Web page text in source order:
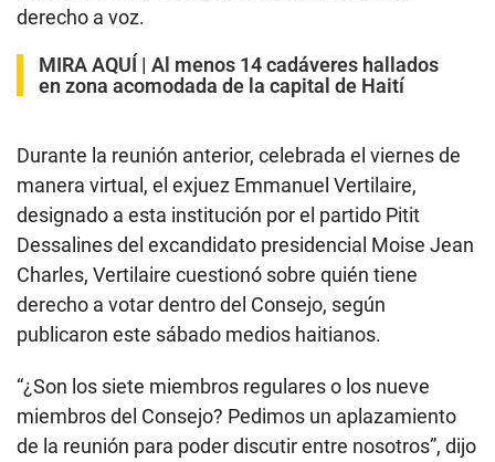
derecho a voz.
MIRA AQUÍ | Al menos 14 cadáveres hallados
en zona acomodada de la capital de Haití
Durante la reunión anterior, celebrada el viernes de
manera virtual, el exjuez Emmanuel Vertilaire,
designado a esta institución por el partido Pitit
Dessalines del excandidato presidencial Moise Jean
Charles, Vertilaire cuestionó sobre quién tiene
derecho a votar dentro del Consejo, según
publicaron este sábado medios haitianos.
“¿Son los siete miembros regulares o los nueve
miembros del Consejo? Pedimos un aplazamiento
de la reunión para poder discutir entre nosotros”, dijo